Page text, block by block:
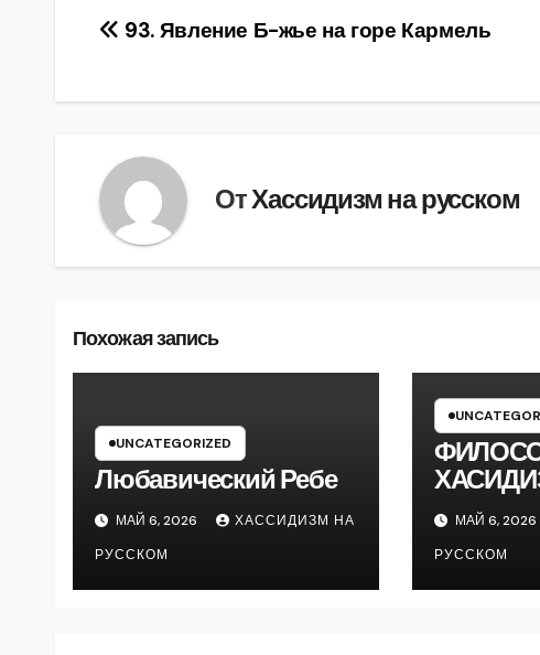
Навигация
93. Явление Б-жье на горе Кармель
ОтХассидизм на русском
Похожая запись
UNCATEGORIZED
Любавический Ребе
МАЙ 6, 2026
ХАССИДИЗМ НА
РУССКОМ
МАЙ 6, 2026
РУССКОМ